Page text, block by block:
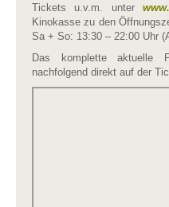
Tickets u.v.m. unter
Kinokasse zu den
Sa + So: 13:30 – 22:00 Uhr
Das komplette aktuelle
nachfolgend direkt auf der